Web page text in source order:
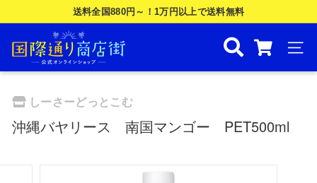
to
ド
を
停
送料全国880円～！1万円以上で送料無料
国
際
通
り
商
店
街
ナビ
しーさーどっとこむ
沖縄バヤリース 南国マンゴー PET500ml